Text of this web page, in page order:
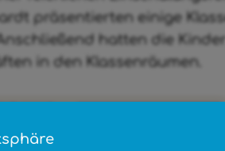
präsentierten einige
hatten die
in den Klassenräumen.